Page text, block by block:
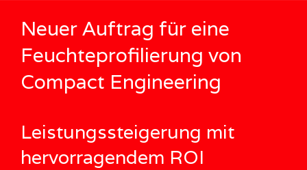
Neuer Auftrag für eine
Feuchteprofilierung von
Compact Engineering
Leistungssteigerung mit
hervorragendem ROI